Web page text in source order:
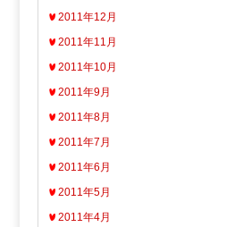
2011年12月
2011年11月
2011年10月
2011年9月
2011年8月
2011年7月
2011年6月
2011年5月
2011年4月